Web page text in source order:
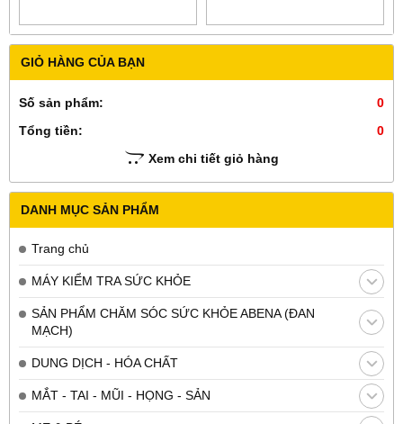
GIỎ HÀNG CỦA BẠN
Số sản phẩm:
0
Tổng tiền:
0
Xem chi tiết giỏ hàng
DANH MỤC SẢN PHẨM
Trang chủ
MÁY KIỂM TRA SỨC KHỎE
SẢN PHẨM CHĂM SÓC SỨC KHỎE ABENA (ĐAN
MẠCH)
DUNG DỊCH - HÓA CHẤT
MẮT - TAI - MŨI - HỌNG - SẢN